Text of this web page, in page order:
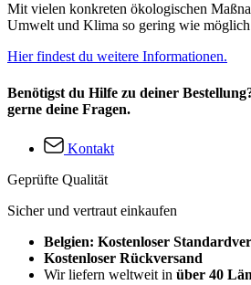
Mit vielen konkreten ökologischen
Umwelt und Klima so gering wie möglich
Hier findest du weitere Informationen.
Benötigst du Hilfe zu deiner
gerne deine Fragen.
Kontakt
Geprüfte Qualität
Sicher und vertraut einkaufen
Belgien: Kostenloser
Kostenloser Rückversand
Wir liefern weltweit in über 40